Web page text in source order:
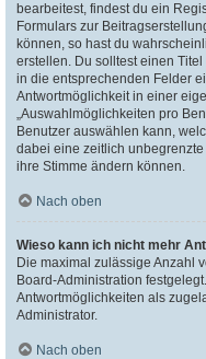
bearbeitest, findest du ein
Formulars zur
können, so hast du
erstellen. Du solltest einen
in die entsprechenden Felder
Antwortmöglichkeit in einer
„Auswahlmöglichkeiten pro
Benutzer auswählen kann,
dabei eine zeitlich
ihre Stimme ändern können.
Nach oben
Wieso kann ich nicht mehr
Die maximal zulässige Anzahl
Board-Administration
Antwortmöglichkeiten als
Administrator.
Nach oben